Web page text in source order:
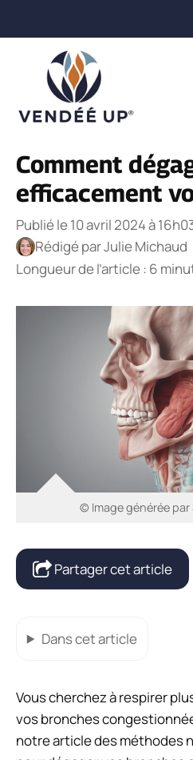
contenu
Comment
efficacement
Publié le 10 avril 2024 à
Rédigé parJulie Michaud
Longueur de l’article : 6
© Image générée
Partager cet article
Dans cet article
Vous cherchez à respirer
vos bronches
notre article des méthodes